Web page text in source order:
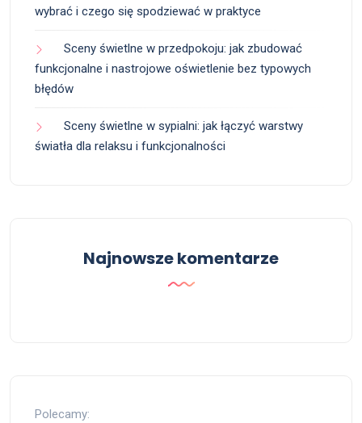
wybrać i czego się spodziewać w praktyce
Sceny świetlne w przedpokoju: jak zbudować
funkcjonalne i nastrojowe oświetlenie bez typowych
błędów
Sceny świetlne w sypialni: jak łączyć warstwy
światła dla relaksu i funkcjonalności
Najnowsze komentarze
Polecamy: